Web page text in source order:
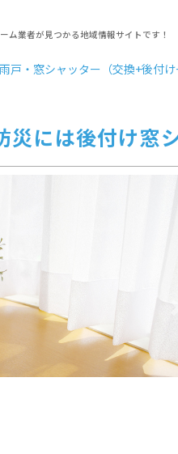
ム業者が見つかる地域情報サイトです！
雨戸・窓シャッター（交換+後付け
災には後付け窓